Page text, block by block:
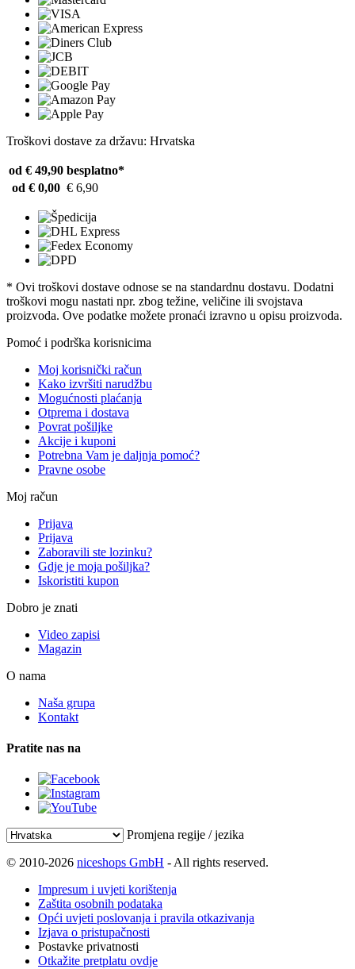
Troškovi dostave za državu: Hrvatska
od € 49,90 besplatno*
od € 0,00 € 6,90
* Ovi troškovi dostave odnose se na standardnu ​​dostavu. Dodatni
troškovi mogu nastati npr. zbog težine, veličine ili svojstava
proizvoda. Ove podatke možete pronaći izravno u opisu proizvoda.
Pomoć i podrška korisnicima
Moj korisnički račun
Kako izvršiti narudžbu
Mogućnosti plaćanja
Otprema i dostava
Povrat pošiljke
Akcije i kuponi
Potrebna Vam je daljnja pomoć?
Pravne osobe
Moj račun
Prijava
Prijava
Zaboravili ste lozinku?
Gdje je moja pošiljka?
Iskoristiti kupon
Dobro je znati
Video zapisi
Magazin
O nama
Naša grupa
Kontakt
Pratite nas na
Promjena regije / jezika
© 2010-2026 niceshops GmbH - All rights reserved.
Impresum i uvjeti korištenja
Zaštita osobnih podataka
Opći uvjeti poslovanja i pravila otkazivanja
Izjava o pristupačnosti
Postavke privatnosti
Otkažite pretplatu ovdje